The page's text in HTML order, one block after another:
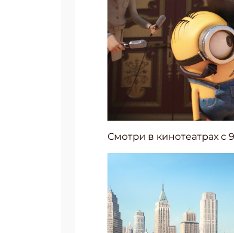
Смотри в кинотеатрах с